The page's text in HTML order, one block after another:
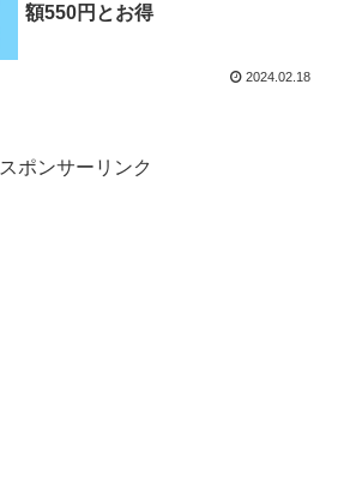
額550円とお得
2024.02.18
スポンサーリンク